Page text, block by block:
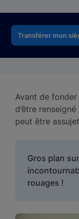
Transférer mon
Avant de
d’être
peut être
Gros plan
rouages !